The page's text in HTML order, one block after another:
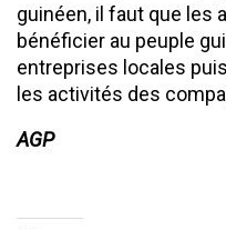
guinéen, il faut que les
bénéficier au peuple
entreprises locales
les activités des
AGP